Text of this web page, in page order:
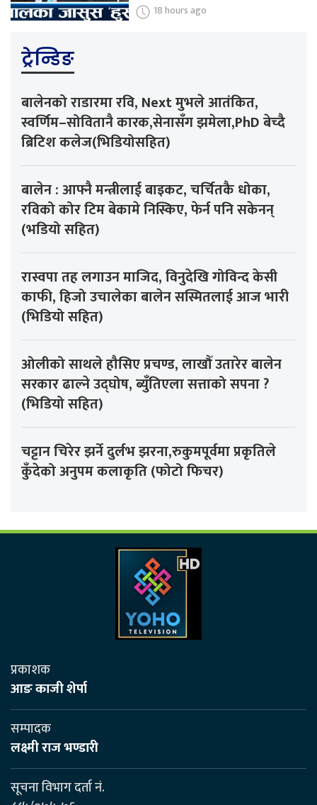
18 hours ago
ट्रेन्डिङ
बालेनको राडारमा रवि, Next मुभले आतंकित,
स्वर्णिम–सोवितानै कारक,सेनासँग झमेला,PhD बेच्दै
ब्रिटिश कलेज(भिडियोसहित)
बालेन : आफ्नै मन्त्रीलाई बाइकट, चर्चितकै धोका,
रविको कोर टिम बेकामे निस्किए, फेर्न पनि सकेनन्
(भडियो सहित)
रास्वपा तह लगाउन माजिद, विनुदेखि गोविन्द केसी
काफी, हिजो उचालेका बालेन सस्मितलाई आज भारी
(भिडियो सहित)
ओलीको साथले हौसिए प्रचण्ड, लाखौँ उतारेर बालेन
सरकार ढाल्ने उद्घोष, ब्युँतिएला सत्ताको सपना ?
(भिडियो सहित)
चट्टान चिरेर झर्ने दुर्लभ झरना,रुकुमपूर्वमा प्रकृतिले
कुँदेको अनुपम कलाकृति (फोटो फिचर)
प्रकाशक
आङ काजी शेर्पा
सम्पादक
लक्ष्मी राज भण्डारी
सूचना विभाग दर्ता नं.